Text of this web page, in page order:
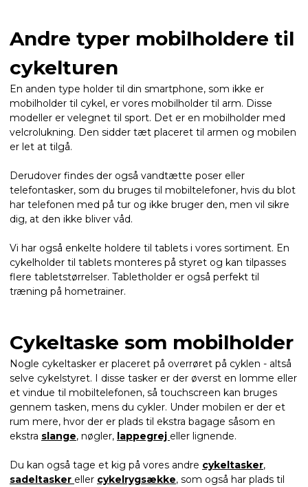
Andre typer mobilholdere til
cykelturen
En anden type holder til din smartphone, som ikke er
mobilholder til cykel, er vores mobilholder til arm. Disse
modeller er velegnet til sport. Det er en mobilholder med
velcrolukning. Den sidder tæt placeret til armen og mobilen
er let at tilgå.
Derudover findes der også vandtætte poser eller
telefontasker, som du bruges til mobiltelefoner, hvis du blot
har telefonen med på tur og ikke bruger den, men vil sikre
dig, at den ikke bliver våd.
Vi har også enkelte holdere til tablets i vores sortiment. En
cykelholder til tablets monteres på styret og kan tilpasses
flere tabletstørrelser. Tabletholder er også perfekt til
træning på hometrainer.
Cykeltaske som mobilholder
Nogle cykeltasker er placeret på overrøret på cyklen - altså
selve cykelstyret. I disse tasker er der øverst en lomme eller
et vindue til mobiltelefonen, så touchscreen kan bruges
gennem tasken, mens du cykler. Under mobilen er der et
rum mere, hvor der er plads til ekstra bagage såsom en
ekstra slange, nøgler, lappegrej eller lignende.
Du kan også tage et kig på vores andre cykeltasker,
sadeltasker eller cykelrygsække, som også har plads til